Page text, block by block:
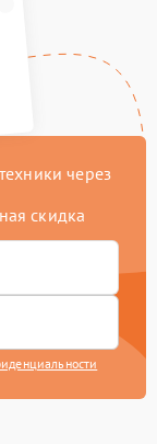
через
скидка